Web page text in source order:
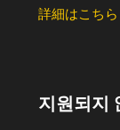
詳細はこちら
지원되지